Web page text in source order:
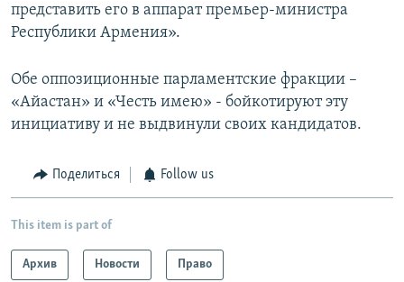
представить его в аппарат премьер-министра
Республики Армения».
Обе оппозиционные парламентские фракции –
«Айастан» и «Честь имею» - бойкотируют эту
инициативу и не выдвинули своих кандидатов.
Поделиться Follow us
This item is part of
Архив Новости Право